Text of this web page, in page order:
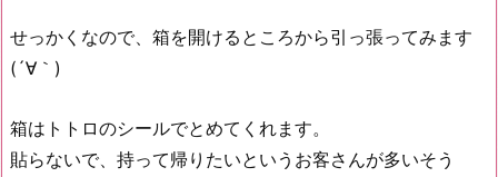
せっかくなので、箱を開けるところから引っ張ってみます
(´∀｀)
箱はトトロのシールでとめてくれます。
貼らないで、持って帰りたいというお客さんが多いそう